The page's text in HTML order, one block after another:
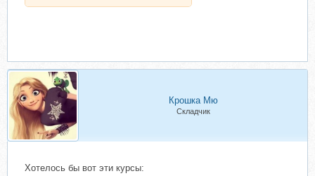
Крошка Мю
Складчик
Хотелось бы вот эти курсы: